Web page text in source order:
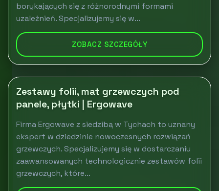
borykających się z różnorodnymi formami
uzależnień. Specjalizujemy się w...
ZOBACZ SZCZEGÓŁY
Zestawy folii, mat grzewczych pod
panele, płytki | Ergowave
Firma Ergowave z siedzibą w Tychach to uznany
ekspert w dziedzinie nowoczesnych rozwiązań
grzewczych. Specjalizujemy się w dostarczaniu
zaawansowanych technologicznie zestawów folii
grzewczych, które...